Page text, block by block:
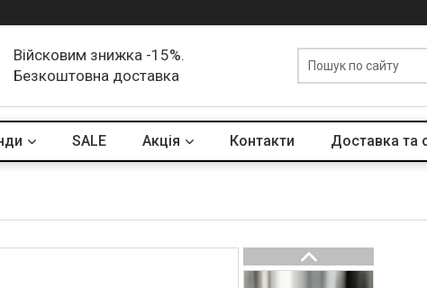
Війсковим знижка -15%.
Безкоштовна доставка
SALE Акцiя Контакти Доставка та